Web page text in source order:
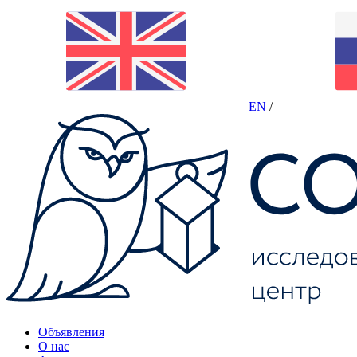
EN /
Объявления
О нас